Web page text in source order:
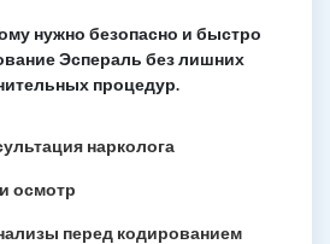
нужно безопасно и быстро
Эспераль без лишних
процедур.
нарколога
осмотр
перед кодированием